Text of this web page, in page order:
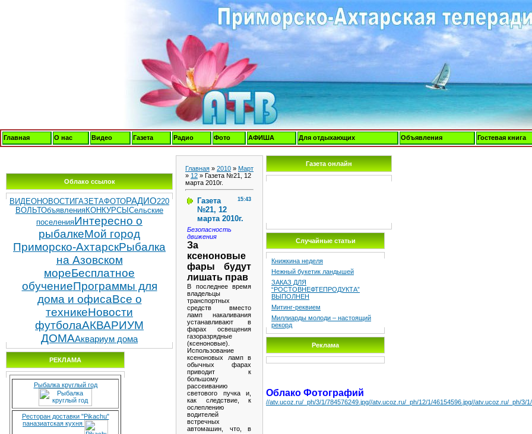
Главная О нас Видео Газета Радио Фото АФИША Для отдыхающих Объявления Гостевая книга
Облако ссылок
ВИДЕОНОВОСТИ ГАЗЕТАФОТОРАДИО220
ВОЛЬТОбъявленияКОНКУРСЫ Сельские
поселенияИнтересно о
рыбалкеМой город
Приморско-АхтарскРыбалка
на Азовском
мореБесплатное
обучениеПрограммы для
дома и офисаВсе о
техникеНовости
футболаАКВАРИУМ
ДОМААквариум дома
РЕКЛАМА
Рыбалка круглый год
Ресторан доставки "Pikachu"
паназиатская кухня
Главная » 2010 » Март
» 12 » Газета №21, 12
марта 2010г.
15:43
Газета
№21, 12
марта 2010г.
Безопасность
движения
За
ксеноновые
фары будут
лишать прав
В последнее время
владельцы
транспортных
средств вместо
ламп накаливания
устанавливают в
фарах освещения
газоразрядные
(ксеноновые).
Использование
ксеноновых ламп в
обычных фарах
приводит к
большому
рассеиванию
светового пучка и,
как следствие, к
ослеплению
водителей
встречных
автомашин, что, в
Газета онлайн
Случайные статьи
Книжкина неделя
Нежный букетик ландышей
ЗАКАЗ ДЛЯ
“РОСТОВНЕФТЕПРОДУКТА”
ВЫПОЛНЕН
Митинг-реквием
Миллиарды молоди – настоящий
рекорд
Реклама
Облако Фотографий
//atv.ucoz.ru/_ph/3/1/784576249.jpg//atv.ucoz.ru/_ph/12/1/46154596.jpg//atv.ucoz.ru/_ph/3/